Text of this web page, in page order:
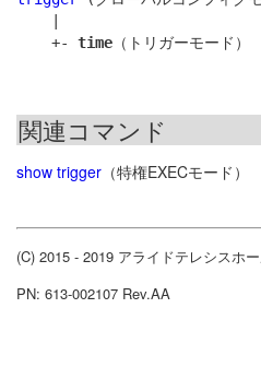
    +-
time
関連コマンド
show trigger （特権EXECモード）
(C) 2015 - 2019 アライドテレシスホ
PN: 613-002107 Rev.AA